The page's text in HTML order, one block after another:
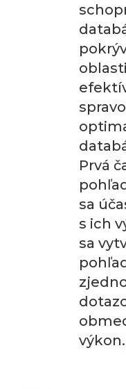
Prvá
sa
s ich
sa
výkon.